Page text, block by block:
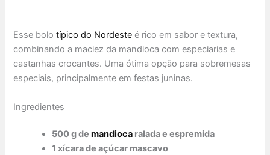
Esse bolotípico do Nordeste é rico em sabor e textura,
combinando a maciez da mandioca com especiarias e
castanhas crocantes. Uma ótima opção para sobremesas
especiais, principalmente em festas juninas.
Ingredientes
500 g demandioca ralada e espremida
1 xícara de açúcar mascavo